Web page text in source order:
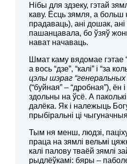
Нібы для здзеку, гэтай
каву. Ёсць зямля, а больш
прадаваць), ані дошак, ані
пашанцавала, бо ўзяў
нават начаваць.
Шмат каму вядомае гэтае
а вось “дзе”, “калі” і “за
цэлы шэраг
(“буйная” – “дробная”), ён
здольны на ўсё. А
далёка. Як і належыць
прыбіральні ці
Тым ня менш, людзі,
праца на зямлі вельмі
калі палову тваёй зямлі
рыдлёўкамі: бяры –